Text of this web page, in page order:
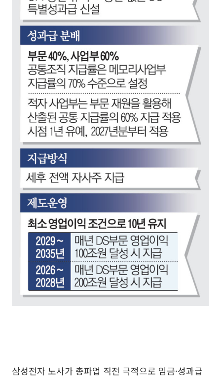
삼성전자 노사가 총파업 직전 극적으로 임금·성과급